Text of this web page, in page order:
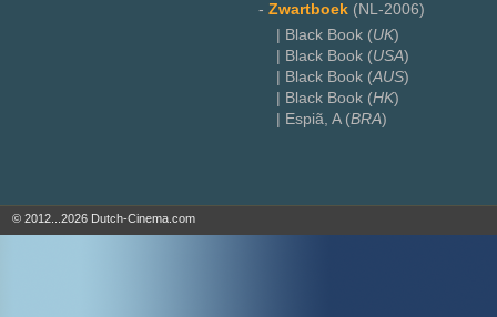
- Zwartboek (NL-2006)
| Black Book (UK)
| Black Book (USA)
| Black Book (AUS)
| Black Book (HK)
| Espiã, A (BRA)
© 2012...2026 Dutch-Cinema.com